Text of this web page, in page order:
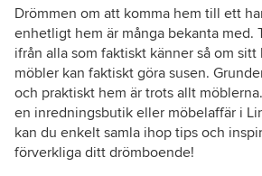
Drömmen om att komma hem till ett
enhetligt hem är många bekanta med.
ifrån alla som faktiskt känner så om
möbler kan faktiskt göra susen.
och praktiskt hem är trots allt
en inredningsbutik eller möbelaffär i
kan du enkelt samla ihop tips och
förverkliga ditt drömboende!